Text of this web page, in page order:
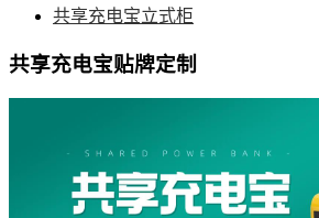
共享充电宝立式柜
共享充电宝贴牌定制